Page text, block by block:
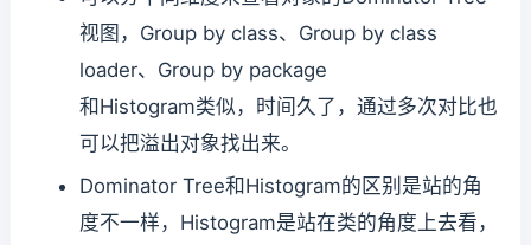
视图，Group by class、Group by class
loader、Group by package
和Histogram类似，时间久了，通过多次对比也
可以把溢出对象找出来。
Dominator Tree和Histogram的区别是站的角
度不一样，Histogram是站在类的角度上去看，